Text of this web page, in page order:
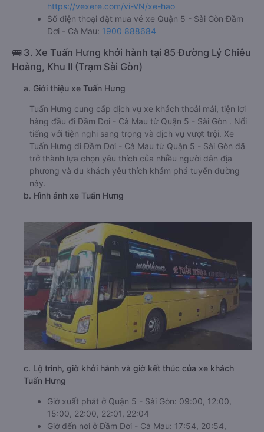
https://vexere.com/vi-VN/xe-hao
Số điện thoại đặt mua vé xe Quận 5 - Sài Gòn Đầm
Dơi - Cà Mau: 1900 888684
🚌 3. Xe Tuấn Hưng khởi hành tại 85 Đường Lý Chiêu
Hoàng, Khu II (Trạm Sài Gòn)
a. Giới thiệu xe Tuấn Hưng
Tuấn Hưng cung cấp dịch vụ xe khách thoải mái, tiện lợi
hàng đầu đi Đầm Dơi - Cà Mau từ Quận 5 - Sài Gòn . Nổi
tiếng với tiện nghi sang trọng và dịch vụ vượt trội. Xe
Tuấn Hưng đi Đầm Dơi - Cà Mau từ Quận 5 - Sài Gòn đã
trở thành lựa chọn yêu thích của nhiều người dân địa
phương và du khách yêu thích khám phá tuyến đường
này.
b. Hình ảnh xe Tuấn Hưng
c. Lộ trình, giờ khởi hành và giờ kết thúc của xe khách
Tuấn Hưng
Giờ xuất phát ở Quận 5 - Sài Gòn: 09:00, 12:00,
15:00, 22:00, 22:01, 22:04
Giờ đến nơi ở Đầm Dơi - Cà Mau: 17:54, 20:54,